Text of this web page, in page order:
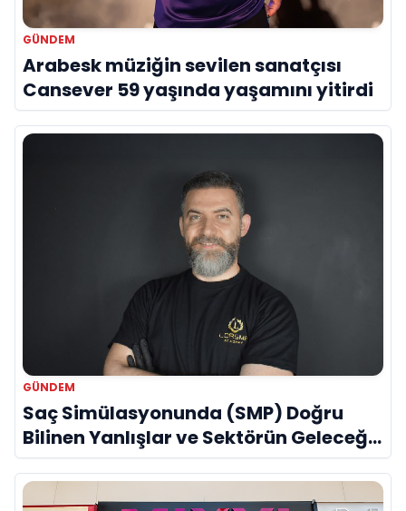
GÜNDEM
Arabesk müziğin sevilen sanatçısı
Cansever 59 yaşında yaşamını yitirdi
GÜNDEM
Saç Simülasyonunda (SMP) Doğru
Bilinen Yanlışlar ve Sektörün Geleceği:
Onur Akdeniz ile Özel Röportaj